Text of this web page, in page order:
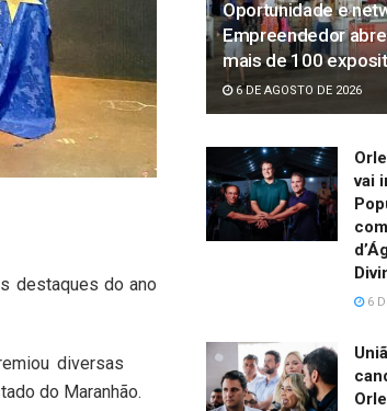
destaques do ano
diversas
do Maranhão.
Oportunidade e
Empreendedor
mais de 100
6 DE AGOSTO DE 2026
vai
6